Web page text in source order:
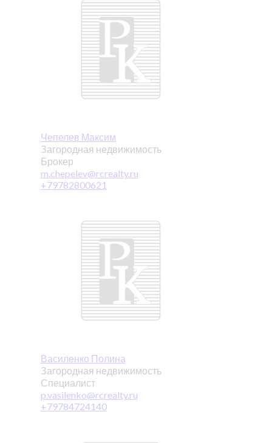
Чепелев Максим
Загородная недвижимость
Брокер
m.chepelev@rcrealty.ru
+79782800621
Василенко Полина
Загородная недвижимость
Специалист
p.vasilenko@rcrealty.ru
+79784724140